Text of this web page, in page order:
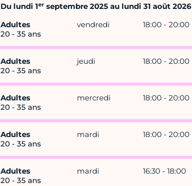
Du lundi 1erseptembre 2025 au lundi 31 août 2026
Adultes
20 - 35 ans
vendredi 18:00 - 20:00
Adultes
20 - 35 ans
jeudi 18:00 - 20:00
Adultes
20 - 35 ans
mercredi 18:00 - 20:00
Adultes
20 - 35 ans
mardi 18:00 - 20:00
Adultes
20 - 35 ans
mardi 16:30 - 18:00